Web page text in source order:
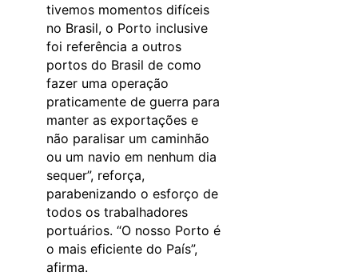
tivemos momentos difíceis
no Brasil, o Porto inclusive
foi referência a outros
portos do Brasil de como
fazer uma operação
praticamente de guerra para
manter as exportações e
não paralisar um caminhão
ou um navio em nenhum dia
sequer”, reforça,
parabenizando o esforço de
todos os trabalhadores
portuários. “O nosso Porto é
o mais eficiente do País”,
afirma.